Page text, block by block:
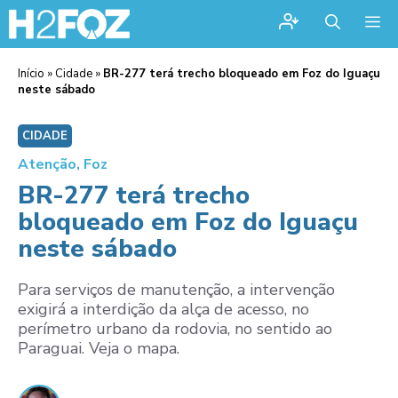
Início » Cidade » BR-277 terá trecho bloqueado em Foz do Iguaçu
neste sábado
CIDADE
Atenção, Foz
BR-277 terá trecho
bloqueado em Foz do Iguaçu
neste sábado
Para serviços de manutenção, a intervenção
exigirá a interdição da alça de acesso, no
perímetro urbano da rodovia, no sentido ao
Paraguai. Veja o mapa.